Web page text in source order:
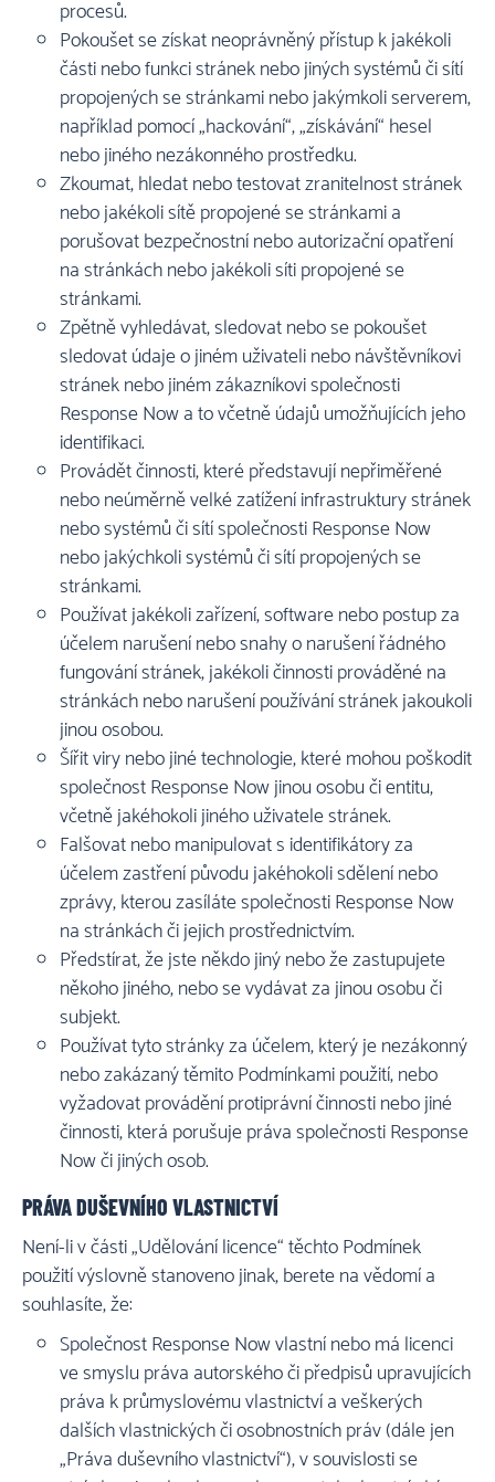
procesů.
Pokoušet se získat neoprávněný přístup k jakékoli
části nebo funkci stránek nebo jiných systémů či sítí
propojených se stránkami nebo jakýmkoli serverem,
například pomocí „hackování“, „získávání“ hesel
nebo jiného nezákonného prostředku.
Zkoumat, hledat nebo testovat zranitelnost stránek
nebo jakékoli sítě propojené se stránkami a
porušovat bezpečnostní nebo autorizační opatření
na stránkách nebo jakékoli síti propojené se
stránkami.
Zpětně vyhledávat, sledovat nebo se pokoušet
sledovat údaje o jiném uživateli nebo návštěvníkovi
stránek nebo jiném zákazníkovi společnosti
Response Now a to včetně údajů umožňujících jeho
identifikaci.
Provádět činnosti, které představují nepřiměřené
nebo neúměrně velké zatížení infrastruktury stránek
nebo systémů či sítí společnosti Response Now
nebo jakýchkoli systémů či sítí propojených se
stránkami.
Používat jakékoli zařízení, software nebo postup za
účelem narušení nebo snahy o narušení řádného
fungování stránek, jakékoli činnosti prováděné na
stránkách nebo narušení používání stránek jakoukoli
jinou osobou.
Šířit viry nebo jiné technologie, které mohou poškodit
společnost Response Now jinou osobu či entitu,
včetně jakéhokoli jiného uživatele stránek.
Falšovat nebo manipulovat s identifikátory za
účelem zastření původu jakéhokoli sdělení nebo
zprávy, kterou zasíláte společnosti Response Now
na stránkách či jejich prostřednictvím.
Předstírat, že jste někdo jiný nebo že zastupujete
někoho jiného, nebo se vydávat za jinou osobu či
subjekt.
Používat tyto stránky za účelem, který je nezákonný
nebo zakázaný těmito Podmínkami použití, nebo
vyžadovat provádění protiprávní činnosti nebo jiné
činnosti, která porušuje práva společnosti Response
Now či jiných osob.
PRÁVA DUŠEVNÍHO VLASTNICTVÍ
Není-li v části „Udělování licence“ těchto Podmínek
použití výslovně stanoveno jinak, berete na vědomí a
souhlasíte, že:
Společnost Response Now vlastní nebo má licenci
ve smyslu práva autorského či předpisů upravujících
práva k průmyslovému vlastnictví a veškerých
dalších vlastnických či osobnostních práv (dále jen
„Práva duševního vlastnictví“), v souvislosti se